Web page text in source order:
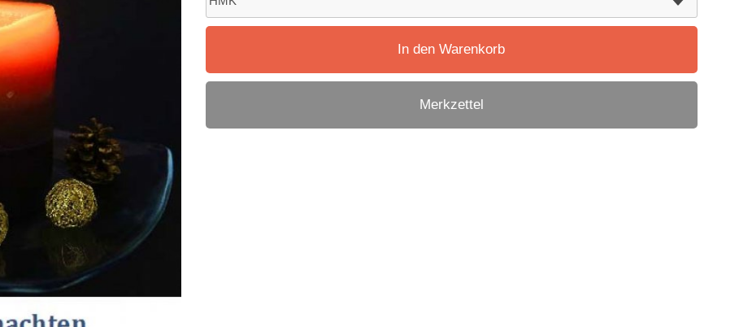
In den Warenkorb
Merkzettel